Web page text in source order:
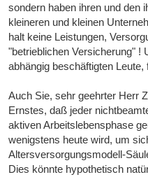
sondern haben ihren und den
kleineren und kleinen
halt keine Leistungen,
"betrieblichen Versicherung" !
abhängig beschäftigten
Auch Sie, sehr geehrter Herr
Ernstes, daß jeder
aktiven Arbeitslebensphase
wenigstens heute wird, um
Altersversorgungsmodell-
Dies könnte hypothetisch